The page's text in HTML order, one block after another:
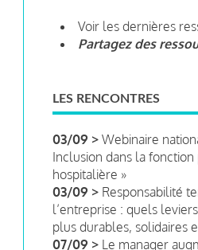
Voir les dernières
Partagez des
LES RENCONTRES
03/09 > Webinaire
Inclusion dans la
hospitalière »
03/09 > Responsabilité
l’entreprise : quels
plus durables, solidaires
07/09 > Le manager